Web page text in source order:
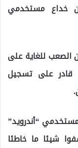
خداع مستخدمي
الصعب للغاية على
قادر على تسجيل
“أندرويد”
شيئا ما خاطئا